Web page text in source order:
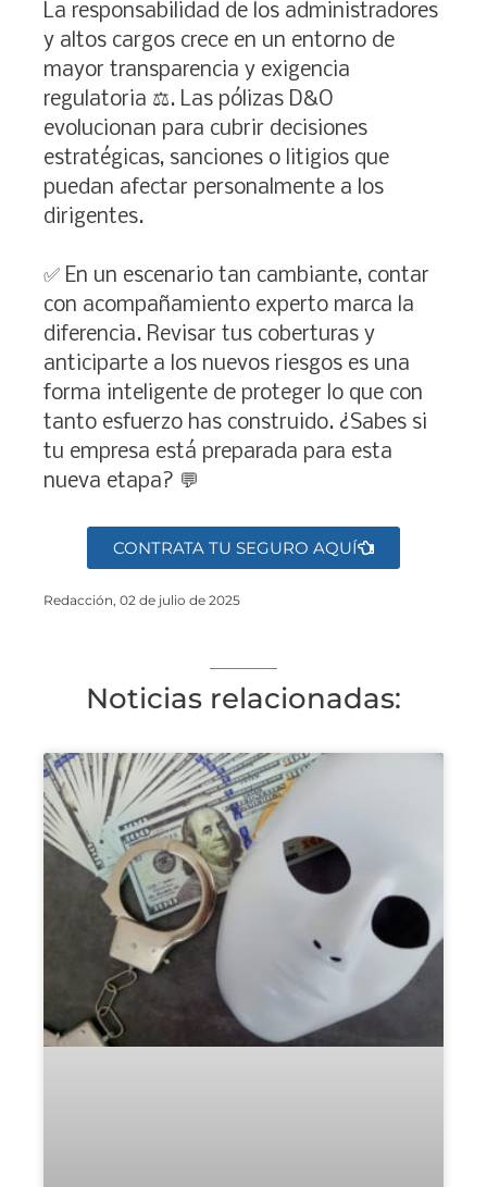
La responsabilidad de los administradores
y altos cargos crece en un entorno de
mayor transparencia y exigencia
regulatoria ⚖️. Las pólizas D&O
evolucionan para cubrir decisiones
estratégicas, sanciones o litigios que
puedan afectar personalmente a los
dirigentes.
✅ En un escenario tan cambiante, contar
con acompañamiento experto marca la
diferencia. Revisar tus coberturas y
anticiparte a los nuevos riesgos es una
forma inteligente de proteger lo que con
tanto esfuerzo has construido. ¿Sabes si
tu empresa está preparada para esta
nueva etapa? 💬
CONTRATA TU SEGURO AQUÍ
Redacción, 02 de julio de 2025
Noticias relacionadas: